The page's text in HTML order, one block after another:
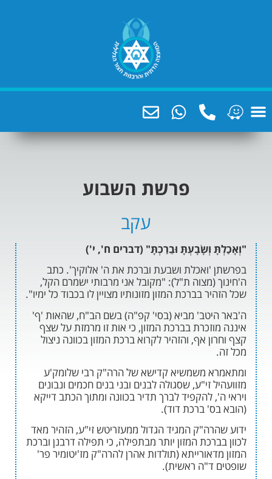
פרשת השבוע
וְשָׂבָעְתָּ וּבֵרַכְתָּ" (דברים ח', י')
'ואכלת ושבעת וברכת את ה' אלוקיך'. כתב
(מצוה ת"ל): "מקובל אני מרבותי ישמרם הקל,
בברכת המזון מזונותיו מצויין לו בכבוד כל ימיו".
מביא (בסי' קפ"ה) בשם הב"ח, שהאות 'ף'
בברכת המזון, כי אות זו מרמזת על שצף
אף, והזהיר לקרוא ברכת המזון בכוונה ניצול
משמשיא קדישא של הרה"ק רבי שלומק'ע
זי"ע, שסגולה לבנים ובני בנים חכמים ונבונים
להקפיד לברך תדיר בכוונה ומתוך הכתב דייקא
ברכת דוד).
המגיד הגדול ממעזריטש זי"ע, הזהיר מאד
המזון יותר מבתפילה, כי תפילה דרבנן וברכת
(תולדות אהרן להרה"ק מז'יטומיר פר'
ד"ה ראשית).